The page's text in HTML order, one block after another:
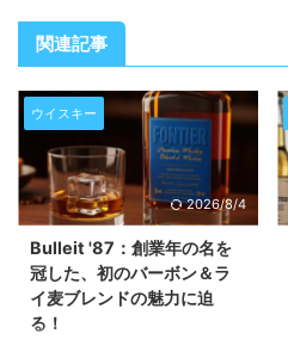
関連記事
ウイスキー
2026/8/4
Bulleit '87：創業年の名を
冠した、初のバーボン＆ラ
イ麦ブレンドの魅力に迫
る！